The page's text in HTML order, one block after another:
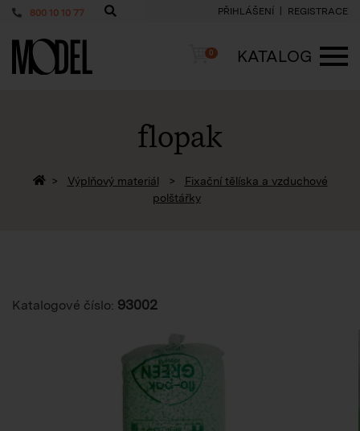
800 10 10 77 PŘIHLÁŠENÍ REGISTRACE
PackShop Košík
0
KATALOG
flopak
Zpět na homepage
Výplňový materiál
Fixační tělíska a vzduchové
polštářky
Katalogové číslo: 93002